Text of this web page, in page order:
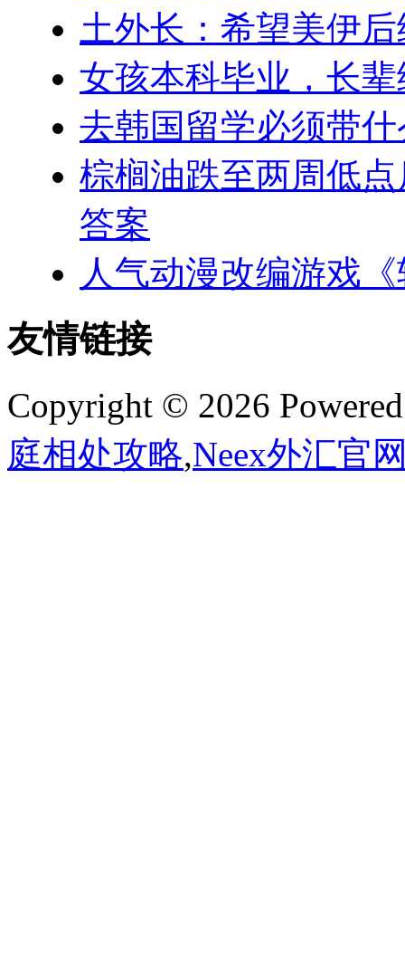
土外长：希望美伊
女孩本科毕业，长
去韩国留学必须带
棕榈油跌至两周低
答案
人气动漫改编游戏
友情链接
Copyright © 2026
庭相处攻略,Neex外汇官